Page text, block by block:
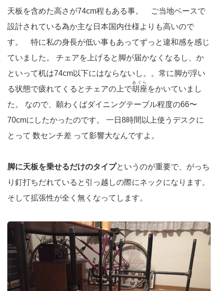
天板を含めた高さが74cm程もある事。 ご当地ベースで
設計されている為か主な日本国内仕様よりも高いので
す。 特に私の身長が低い事もあってずっと違和感を感じ
ていました。 チェアを上げると脚が届かなくなるし、か
といって机は74cm以下にはならないし。。常に脚が浮い
る状態で疲れてくるとチェアの上で胡座
あぐら
をかいていまし
た。 なので、願わくばダイニングテーブル程度の66〜
70cmにしたかったのです。 一日8時間以上使うデスクに
とって 数センチ差 って影響大なんですよ。
脚に天板を乗せるだけのタイプというのが重要で、がっち
り釘打ちだれていると引っ越しの際にネックになります。
そして拡張性が全く無くなってします。